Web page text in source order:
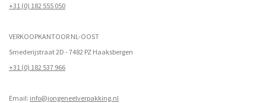
+31 (0) 182 555 050
VERKOOPKANTOOR NL-OOST
Smederijstraat 2D - 7482 PZ Haaksbergen
+31 (0) 182 537 966
Email: info@jongeneelverpakking.nl